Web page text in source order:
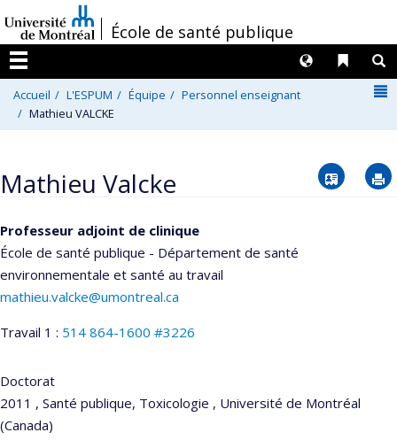
au
contenu
/École de santé publique
Menu
Liens
Langues
Accueil L'ESPUM Équipe
Personnel enseignant
Mathieu VALCKE
Mathieu Valcke Vcard
Professeur adjoint de clinique
École de santé publique - Département de santé
environnementale et santé au travail
mathieu.valcke@umontreal.ca
Travail 1 : 514 864-1600 #3226
Doctorat
2011 , Santé publique, Toxicologie , Université de Montréal
(Canada)